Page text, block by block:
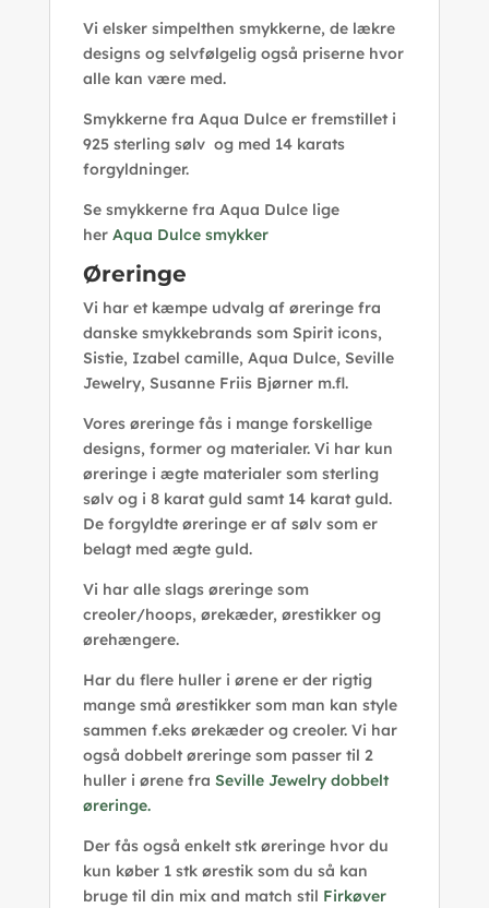
Vi elsker simpelthen smykkerne, de lækre
designs og selvfølgelig også priserne hvor
alle kan være med.
Smykkerne fra Aqua Dulce er fremstillet i
925 sterling sølv og med 14 karats
forgyldninger.
Se smykkerne fra Aqua Dulce lige
her Aqua Dulce smykker
Øreringe
Vi har et kæmpe udvalg af øreringe fra
danske smykkebrands som Spirit icons,
Sistie, Izabel camille, Aqua Dulce, Seville
Jewelry, Susanne Friis Bjørner m.fl.
Vores øreringe fås i mange forskellige
designs, former og materialer. Vi har kun
øreringe i ægte materialer som sterling
sølv og i 8 karat guld samt 14 karat guld.
De forgyldte øreringe er af sølv som er
belagt med ægte guld.
Vi har alle slags øreringe som
creoler/hoops, ørekæder, ørestikker og
ørehængere.
Har du flere huller i ørene er der rigtig
mange små ørestikker som man kan style
sammen f.eks ørekæder og creoler. Vi har
også dobbelt øreringe som passer til 2
huller i ørene fra Seville Jewelry dobbelt
øreringe.
Der fås også enkelt stk øreringe hvor du
kun køber 1 stk ørestik som du så kan
bruge til din mix and match stil Firkøver